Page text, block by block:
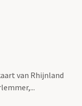
van Rhijnland